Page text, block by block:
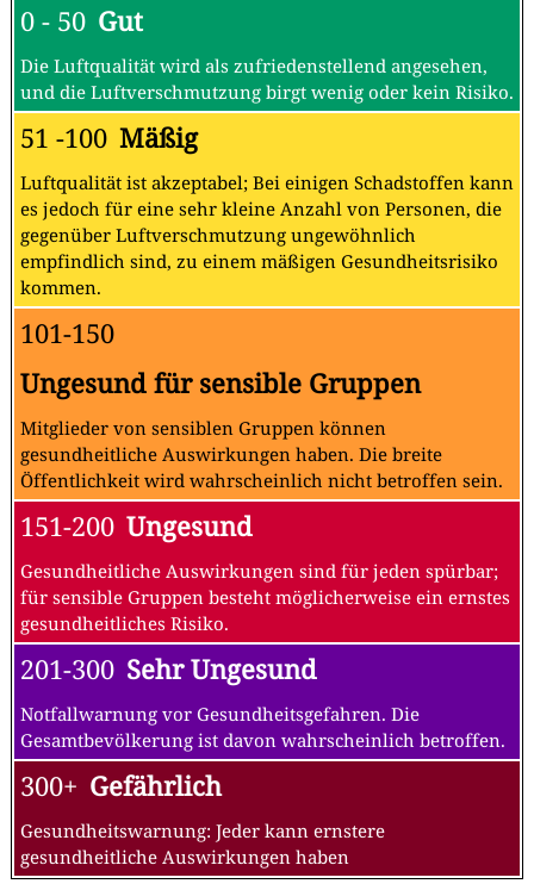
0 - 50 Gut
Die Luftqualität wird als zufriedenstellend angesehen,
und die Luftverschmutzung birgt wenig oder kein Risiko.
51 -100 Mäßig
Luftqualität ist akzeptabel; Bei einigen Schadstoffen kann
es jedoch für eine sehr kleine Anzahl von Personen, die
gegenüber Luftverschmutzung ungewöhnlich
empfindlich sind, zu einem mäßigen Gesundheitsrisiko
kommen.
101-150
Ungesund für sensible Gruppen
Mitglieder von sensiblen Gruppen können
gesundheitliche Auswirkungen haben. Die breite
Öffentlichkeit wird wahrscheinlich nicht betroffen sein.
151-200 Ungesund
Gesundheitliche Auswirkungen sind für jeden spürbar;
für sensible Gruppen besteht möglicherweise ein ernstes
gesundheitliches Risiko.
201-300 Sehr Ungesund
Notfallwarnung vor Gesundheitsgefahren. Die
Gesamtbevölkerung ist davon wahrscheinlich betroffen.
300+ Gefährlich
Gesundheitswarnung: Jeder kann ernstere
gesundheitliche Auswirkungen haben